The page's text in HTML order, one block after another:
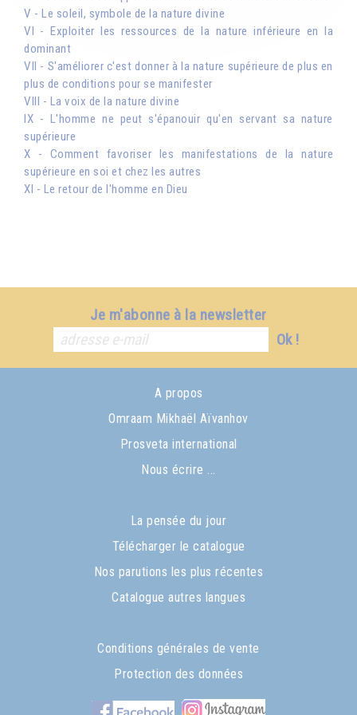
V - Le soleil, symbole de la nature divine
VI - Exploiter les ressources de la nature inférieure en la
dominant
VII - S'améliorer c'est donner à la nature supérieure de plus en
plus de conditions pour se manifester
VIII - La voix de la nature divine
IX - L'homme ne peut s'épanouir qu'en servant sa nature
supérieure
X - Comment favoriser les manifestations de la nature
supérieure en soi et chez les autres
XI - Le retour de l'homme en Dieu
Je m'abonne à la newsletter
Ok !
A propos
Omraam Mikhaël Aïvanhov
Prosveta international
Nous écrire ...
La pensée du jour
Télécharger le catalogue
Nos parutions les plus récentes
Catalogue autres langues
Conditions générales de vente
Protection des données